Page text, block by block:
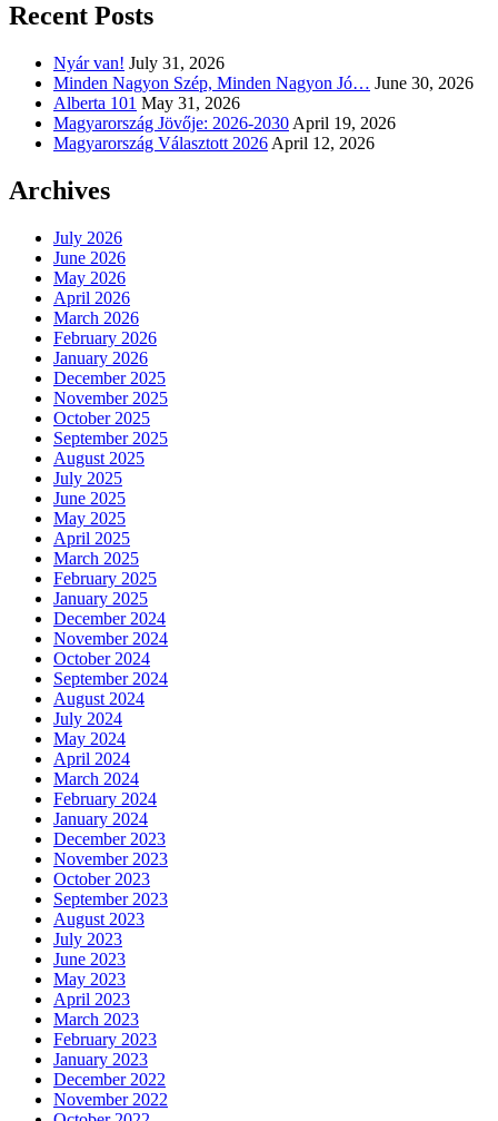
Recent Posts
Nyár van! July 31, 2026
Minden Nagyon Szép, Minden Nagyon Jó… June 30, 2026
Alberta 101 May 31, 2026
Magyarország Jövője: 2026-2030 April 19, 2026
Magyarország Választott 2026 April 12, 2026
Archives
July 2026
June 2026
May 2026
April 2026
March 2026
February 2026
January 2026
December 2025
November 2025
October 2025
September 2025
August 2025
July 2025
June 2025
May 2025
April 2025
March 2025
February 2025
January 2025
December 2024
November 2024
October 2024
September 2024
August 2024
July 2024
May 2024
April 2024
March 2024
February 2024
January 2024
December 2023
November 2023
October 2023
September 2023
August 2023
July 2023
June 2023
May 2023
April 2023
March 2023
February 2023
January 2023
December 2022
November 2022